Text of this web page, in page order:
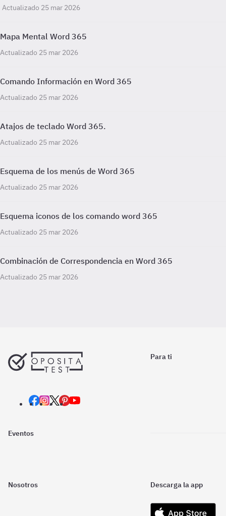
Actualizado 25 mar 2026
Mapa Mental Word 365
Actualizado 25 mar 2026
Comando Información en Word 365
Actualizado 25 mar 2026
Atajos de teclado Word 365.
Actualizado 25 mar 2026
Esquema de los menús de Word 365
Actualizado 25 mar 2026
Esquema iconos de los comando word 365
Actualizado 25 mar 2026
Combinación de Correspondencia en Word 365
Actualizado 25 mar 2026
Para ti
Eventos
Nosotros Descarga la app